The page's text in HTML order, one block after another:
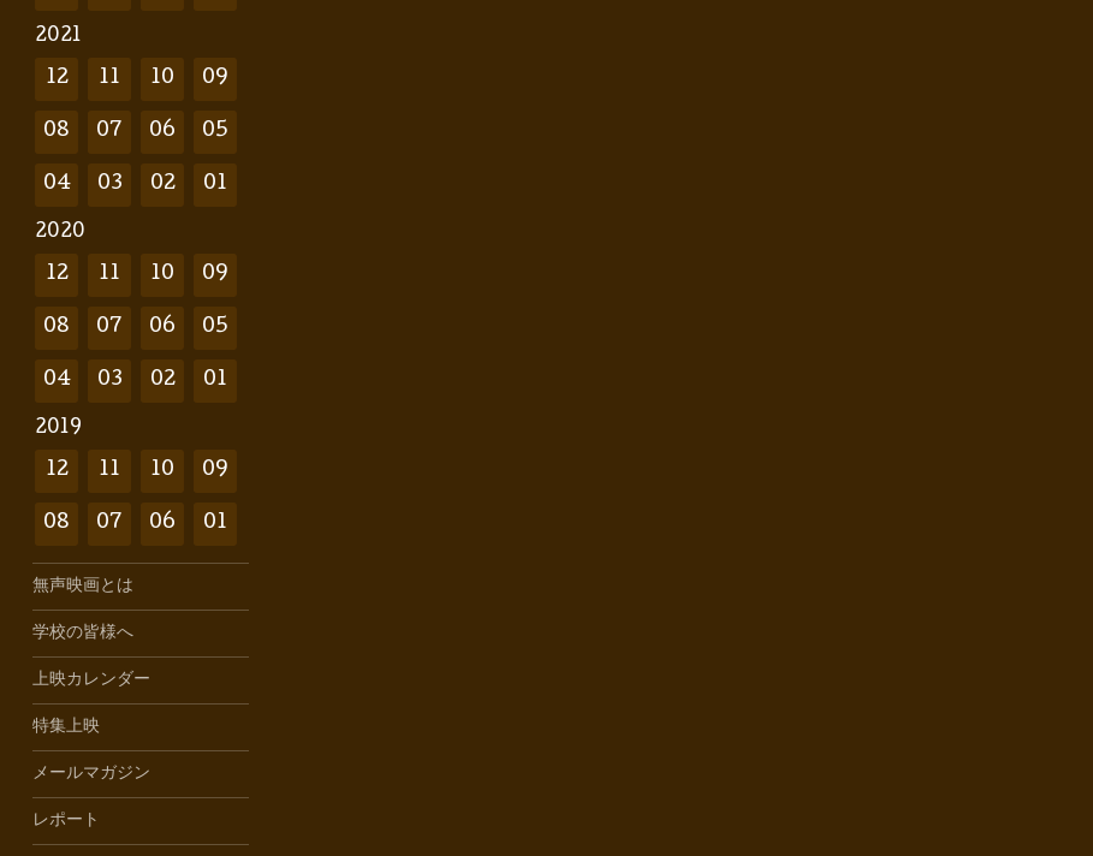
2021
12 11 10 09
08 07 06 05
04 03 02 01
2020
12 11 10 09
08 07 06 05
04 03 02 01
2019
12 11 10 09
08 07 06 01
無声映画とは
学校の皆様へ
上映カレンダー
特集上映
メールマガジン
レポート